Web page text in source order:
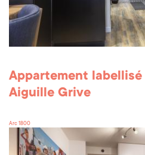
Appartement labellisé
Aiguille Grive
Arc 1800